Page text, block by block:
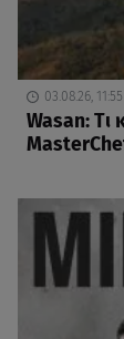
03.08.26, 11:55
Wasan: Tι